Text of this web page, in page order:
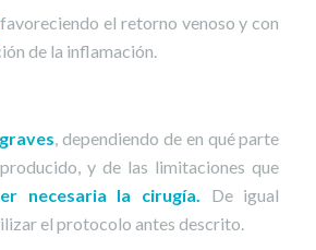
el retorno venoso y con
de la inflamación.
, dependiendo de en qué parte
y de las limitaciones que
necesaria la cirugía.
De igual
el protocolo antes descrito.